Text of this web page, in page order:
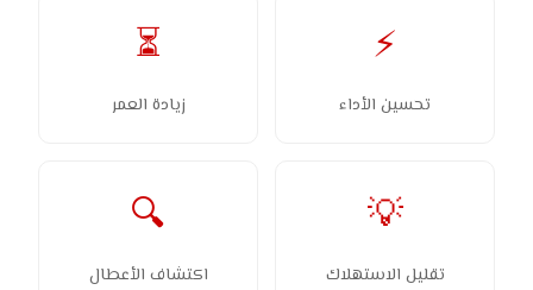
⚡
تحسين الأداء
⏳
زيادة العمر
💡
تقليل الاستهلاك
🔍
اكتشاف الأعطال